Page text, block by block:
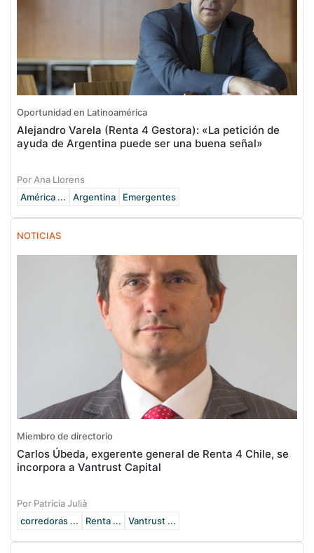
Oportunidad en Latinoamérica
Alejandro Varela (Renta 4 Gestora): «La petición de
ayuda de Argentina puede ser una buena señal»
Por Ana Llorens
América ...
Argentina Emergentes
NOTICIAS
Miembro de directorio
Carlos Úbeda, exgerente general de Renta 4 Chile, se
incorpora a Vantrust Capital
Por Patricia Julià
corredoras ...
Renta ... Vantrust ...